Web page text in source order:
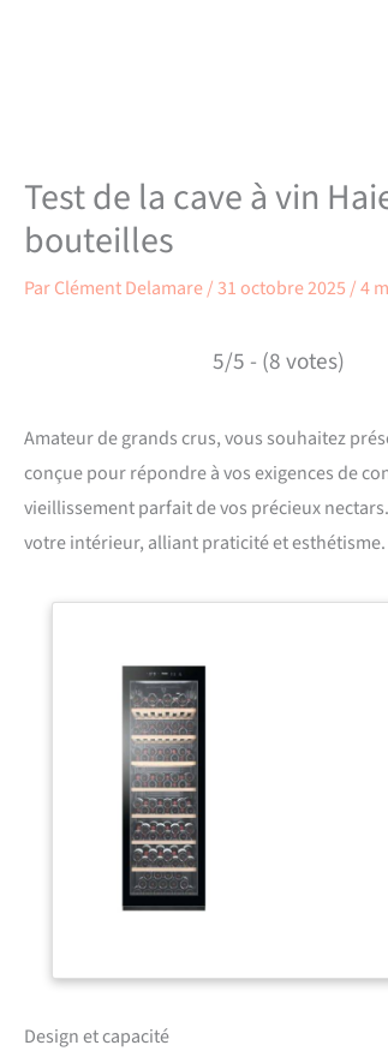
Test de la cave à vin
bouteilles
ParClément Delamare/31 octobre 2025/4
5/5 - (8 votes)
Amateur de grands crus, vous souhaitez
conçue pour répondre à vos exigences de
vieillissement parfait de vos précieux
votre intérieur, alliant praticité et esthétisme.
Design et capacité